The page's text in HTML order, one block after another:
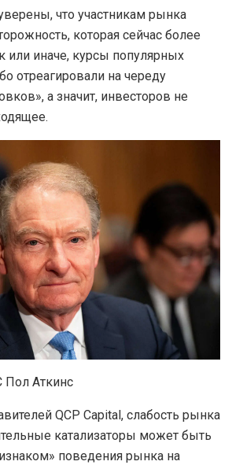
что участникам рынка
которая сейчас более
или иначе, курсы популярных
отреагировали на череду
а значит, инвесторов не
Пол Аткинс
QCP Capital, слабость рынка
катализаторы может быть
поведения рынка на